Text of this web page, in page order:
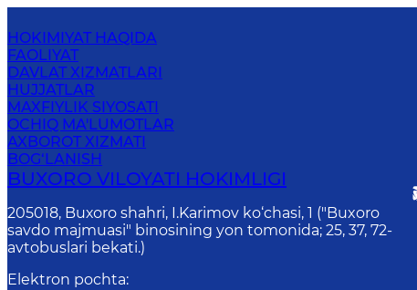
HOKIMIYAT HAQIDA
FAOLIYAT
DAVLAT XIZMATLARI
HUJJATLAR
MAXFIYLIK SIYOSATI
OCHIQ MA'LUMOTLAR
AXBOROT XIZMATI
BOG‘LANISH
BUXORO VILOYATI HOKIMLIGI
205018, Buхоrо shahri, I.Karimov ko‘chаsi, 1 ("Buxoro
savdo majmuasi" binosining yon tomonida; 25, 37, 72-
avtobuslari bekati.)
Elektron pochta: